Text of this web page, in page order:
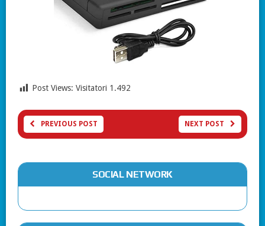
Post Views: Visitatori 1.492
PREVIOUS POST NEXT POST
SOCIAL NETWORK